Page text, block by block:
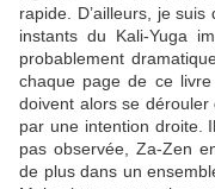
rapide. D’ailleurs, je
instants du Kali-Yuga
probablement
chaque page de ce
doivent alors se
par une intention droite.
pas observée, Za-Zen
de plus dans un